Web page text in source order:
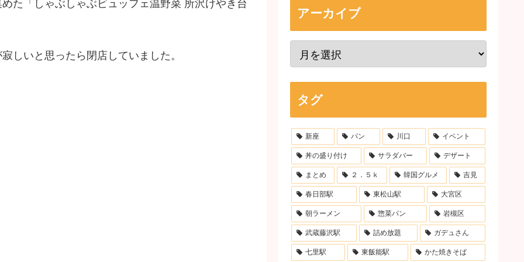
た「しゃぶしゃぶビュッフェ温野菜 所沢けやき台
しいと思ったら閉店していました。
アーカイブ
タグ
新座 パン 川口 イベント
丼の盛り付け サラダバー デザート
まとめ ２．５ｋ 韓国グルメ 吉見
春日部駅 東松山駅 大宮区
朝ラーメン 惣菜パン 岩槻区
武蔵藤沢駅 詰め放題 ガデュさん
七里駅 東飯能駅 かた焼きそば